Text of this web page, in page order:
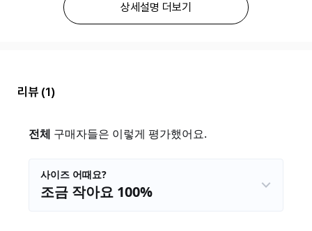
상세설명 더보기
리뷰 (1)